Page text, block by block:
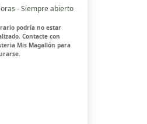
- Siempre abierto
podría no estar
Contacte con
Mis Magallón para